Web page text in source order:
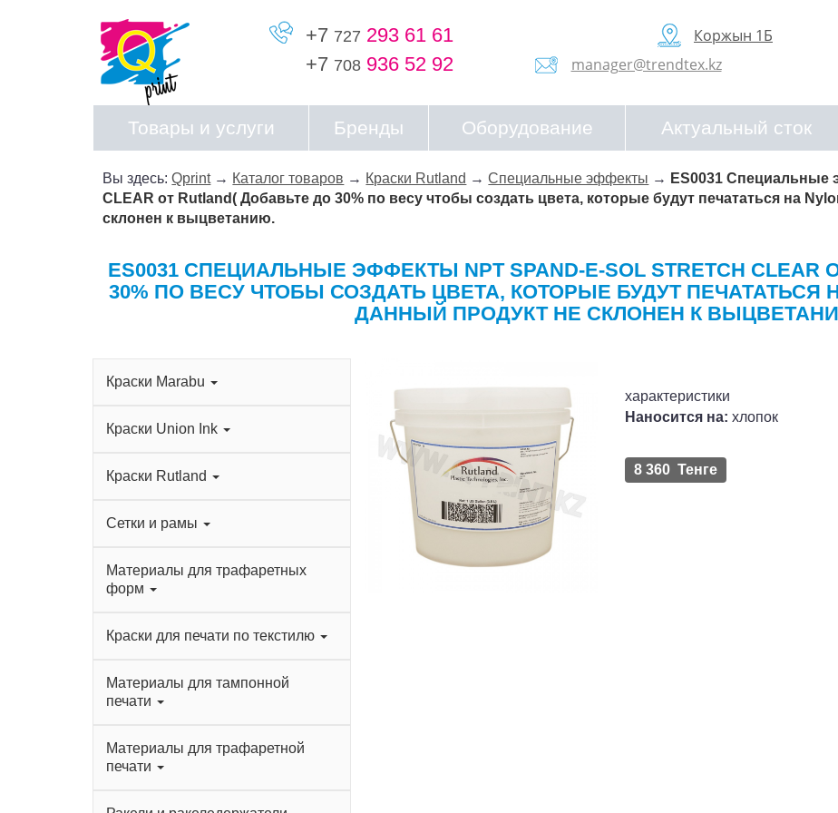
+7 727 293 61 61
+7 708 936 52 92
Коржын 1Б
manager@trendtex.kz
Товары и услуги Бренды Оборудование Актуальный сток
Вы здесь:Qprint→ Каталог товаров → Краски Rutland →Специальные эффекты → ES0031 Специальные
CLEAR от Rutland( Добавьте до 30% по весу чтобы создать цвета, которые будут печататься на
склонен к выцветанию.
ES0031 СПЕЦИАЛЬНЫЕ ЭФФЕКТЫ NPT SPAND-E-SOL STRETCH CLEAR
30% ПО ВЕСУ ЧТОБЫ СОЗДАТЬ ЦВЕТА, КОТОРЫЕ БУДУТ ПЕЧАТАТЬСЯ НА
ДАННЫЙ ПРОДУКТ НЕ СКЛОНЕН К
Краски Marabu
Краски Union Ink
Краски Rutland
Сетки и рамы
Материалы для трафаретных
форм
Краски для печати по текстилю
Материалы для тампонной
печати
Материалы для трафаретной
печати
характеристики
Наносится на:xлопок
8 360 Тенге